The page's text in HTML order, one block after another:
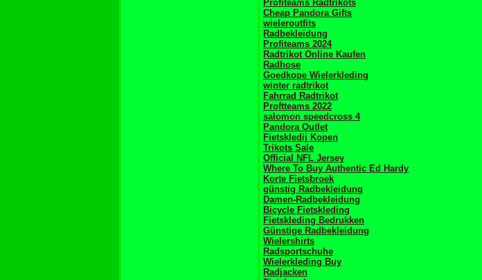
Profiteams Radtrikots
Cheap Pandora Gifts
wieleroutfits
Radbekleidung
Profiteams 2024
Radtrikot Online Kaufen
Radhose
Goedkope Wielerkleding
winter radtrikot
Fahrrad Radtrikot
Proftteams 2022
salomon speedcross 4
Pandora Outlet
Fietskledij Kopen
Trikots Sale
Official NFL Jersey
Where To Buy Authentic Ed Hardy
Korte Fietsbroek
günstig Radbekleidung
Damen-Radbekleidung
Bicycle Fietskleding
Fietskleding Bedrukken
Günstige Radbekleidung
Wielershirts
Radsportschuhe
Wielerkleding Buy
Radjacken